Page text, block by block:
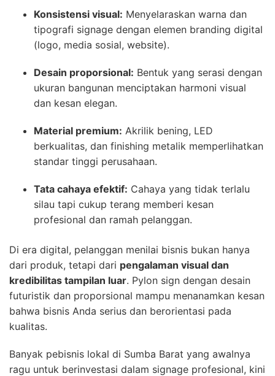
Konsistensi visual: Menyelaraskan warna dan
tipografi signage dengan elemen branding digital
(logo, media sosial, website).
Desain proporsional: Bentuk yang serasi dengan
ukuran bangunan menciptakan harmoni visual
dan kesan elegan.
Material premium: Akrilik bening, LED
berkualitas, dan finishing metalik memperlihatkan
standar tinggi perusahaan.
Tata cahaya efektif: Cahaya yang tidak terlalu
silau tapi cukup terang memberi kesan
profesional dan ramah pelanggan.
Di era digital, pelanggan menilai bisnis bukan hanya
dari produk, tetapi dari pengalaman visual dan
kredibilitas tampilan luar. Pylon sign dengan desain
futuristik dan proporsional mampu menanamkan kesan
bahwa bisnis Anda serius dan berorientasi pada
kualitas.
Banyak pebisnis lokal di Sumba Barat yang awalnya
ragu untuk berinvestasi dalam signage profesional, kini